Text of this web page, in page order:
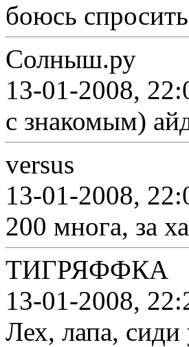
боюсь
Солныш.ру
13-01-2008,
с знакомым)
versus
13-01-2008,
200 многа, за
ТИГРЯФФКА
13-01-2008,
Лех, лапа, сиди